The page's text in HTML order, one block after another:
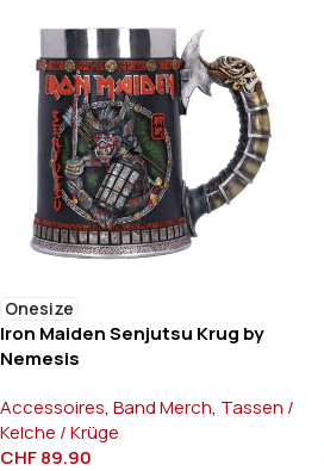
Onesize
Iron Maiden Senjutsu Krug by
Nemesis
Accessoires, Band Merch, Tassen /
Kelche / Krüge
CHF89.90